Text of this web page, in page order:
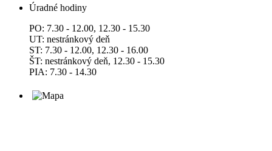
Úradné hodiny
PO: 7.30 - 12.00, 12.30 - 15.30
UT: nestránkový deň
ST: 7.30 - 12.00, 12.30 - 16.00
ŠT: nestránkový deň, 12.30 - 15.30
PIA: 7.30 - 14.30